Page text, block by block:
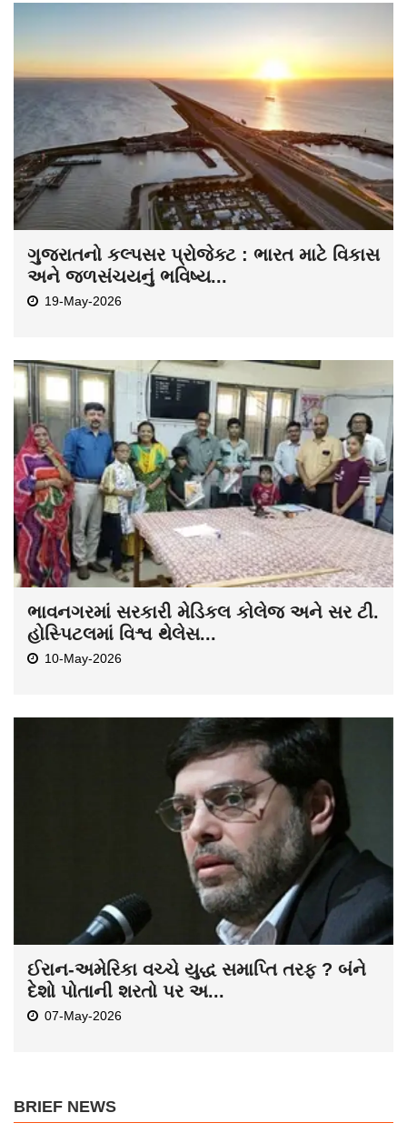
ગુજરાતનો કલ્પસર પ્રોજેક્ટ : ભારત માટે વિકાસ
અને જળસંચયનું ભવિષ્ય...
19-May-2026
ભાવનગરમાં સરકારી મેડિકલ કોલેજ અને સર ટી.
હોસ્પિટલમાં વિશ્વ થેલેસ...
10-May-2026
ઈરાન-અમેરિકા વચ્ચે યુદ્ધ સમાપ્તિ તરફ ? બંને
દેશો પોતાની શરતો પર અ...
07-May-2026
BRIEF NEWS